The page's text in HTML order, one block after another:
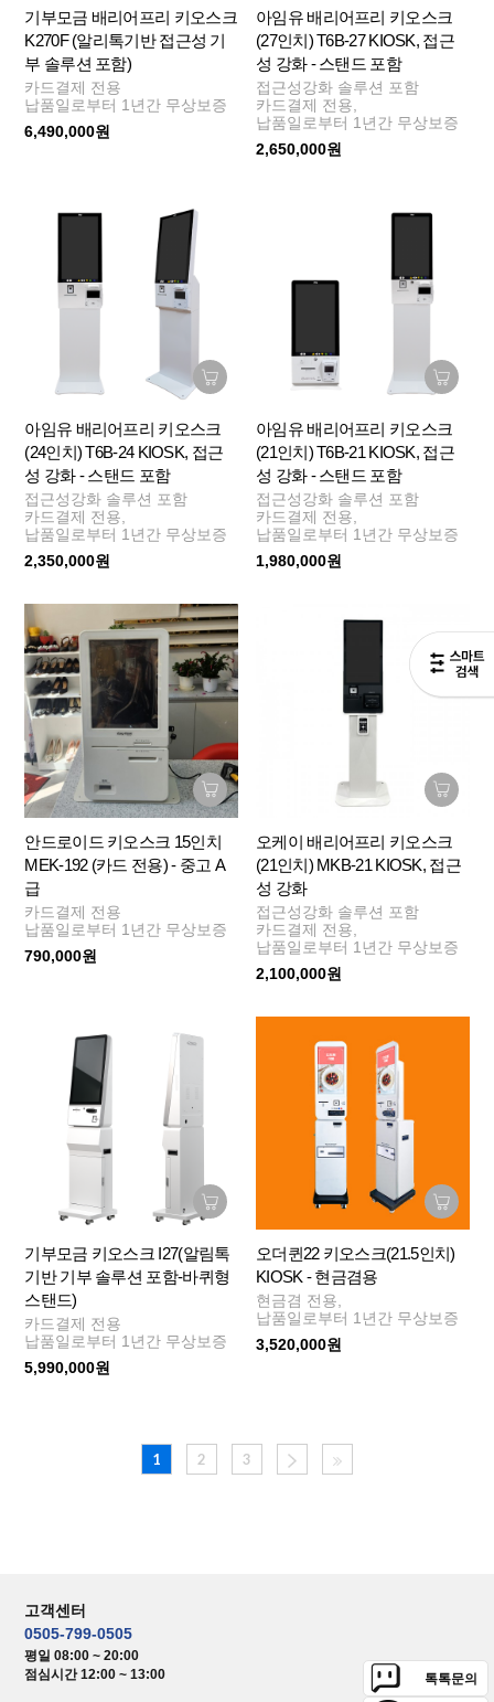
기부모금 배리어프리 키오스크
K270F (알리톡기반 접근성 기
부 솔루션 포함)
카드결제 전용
납품일로부터 1년간 무상보증
6,490,000원
아임유 배리어프리 키오스크
(27인치) T6B-27 KIOSK, 접근
성 강화 - 스탠드 포함
접근성강화 솔루션 포함
카드결제 전용,
납품일로부터 1년간 무상보증
2,650,000원
아임유 배리어프리 키오스크
(24인치) T6B-24 KIOSK, 접근
성 강화 - 스탠드 포함
접근성강화 솔루션 포함
카드결제 전용,
납품일로부터 1년간 무상보증
2,350,000원
아임유 배리어프리 키오스크
(21인치) T6B-21 KIOSK, 접근
성 강화 - 스탠드 포함
접근성강화 솔루션 포함
카드결제 전용,
납품일로부터 1년간 무상보증
1,980,000원
안드로이드 키오스크 15인치
MEK-192 (카드 전용) - 중고 A
급
카드결제 전용
납품일로부터 1년간 무상보증
790,000원
오케이 배리어프리 키오스크
(21인치) MKB-21 KIOSK, 접근
성 강화
접근성강화 솔루션 포함
카드결제 전용,
납품일로부터 1년간 무상보증
2,100,000원
기부모금 키오스크 I27(알림톡
기반 기부 솔루션 포함-바퀴형
스탠드)
카드결제 전용
납품일로부터 1년간 무상보증
5,990,000원
오더퀸22 키오스크(21.5인치)
KIOSK - 현금겸용
현금겸 전용,
납품일로부터 1년간 무상보증
3,520,000원
1 2 3
고객센터
0505-799-0505
평일 08:00 ~ 20:00
점심시간 12:00 ~ 13:00
톡톡문의